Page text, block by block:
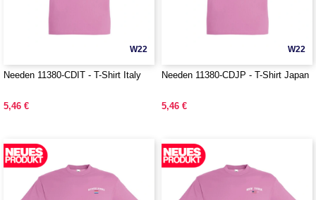
W22
Needen 11380-CDIT - T-Shirt Italy
5,46 €
W22
Needen 11380-CDJP - T-Shirt Japan
5,46 €